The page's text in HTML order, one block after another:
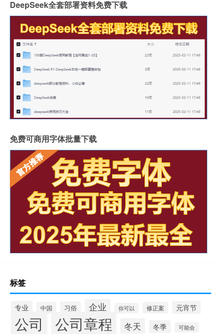
DeepSeek全套部署资料免费下载
免费可商用字体批量下载
标签
专业 中国 习俗 企业 你可以 修正案 元宵节
公司 公司章程 冬天 冬季 可能会